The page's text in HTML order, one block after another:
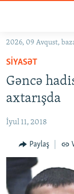
Əsas
qayıt
Əsas
qayıt
Axtarışa
keç
GÜNDƏM
KORRUPSIOMETR
#ƏSLINDƏ
FƏRQƏ BAX
QANUNI DOĞRU
ARAŞDIRMA
MULTIMEDIA
2026, 09 Avqust,
SIYASƏT
Gəncə
axtarışda
İyul 11, 2018
Paylaş